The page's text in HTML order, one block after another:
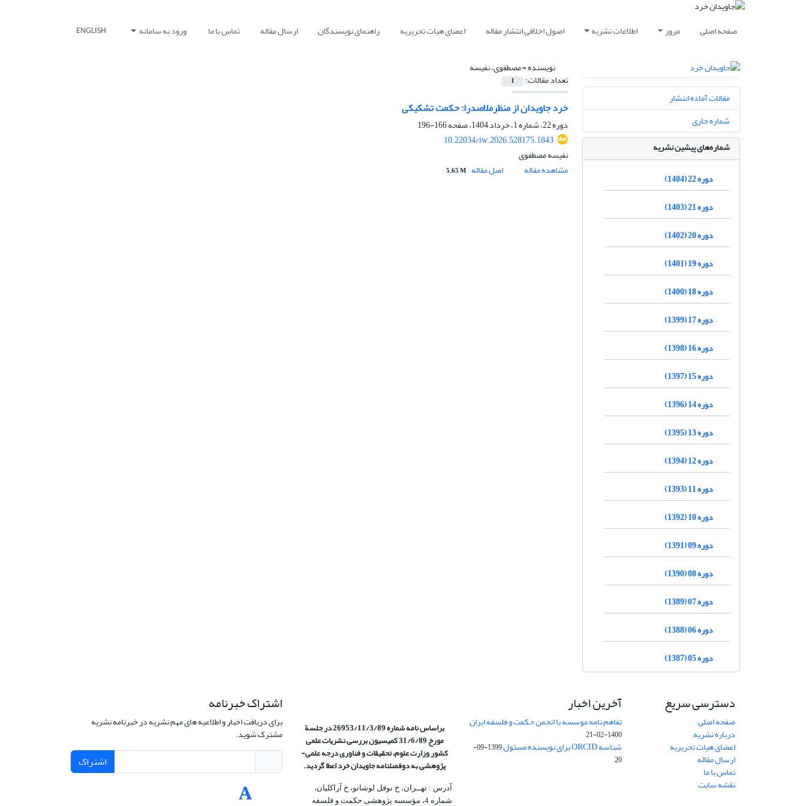
صفحه اصلی مرور اطلاعات نشریه اصول اخلاقی انتشار مقاله اعضای هیات تحریریه راهنمای نویسندگان ارسال مقاله تماس با ما ورود به سامانه ENGLISH
نویسنده =مصطفوی، نفیسه
تعداد مقالات: 1
خرد جاویدان از منظرملاصدرا: حکمت تشکیکی
دوره 22، شماره 1، خرداد 1404، صفحه
166-196
10.22034/iw.2026.528175.1843
نفیسه مصطفوی
مشاهده مقاله
اصل مقاله 5.65 M
مقالات آماده انتشار
شماره جاری
شماره‌های پیشین نشریه
دوره 22 (1404)
دوره 21 (1403)
دوره 20 (1402)
دوره 19 (1401)
دوره 18 (1400)
دوره 17 (1399)
دوره 16 (1398)
دوره 15 (1397)
دوره 14 (1396)
دوره 13 (1395)
دوره 12 (1394)
دوره 11 (1393)
دوره 10 (1392)
دوره 09 (1391)
دوره 08 (1390)
دوره 07 (1389)
دوره 06 (1388)
دوره 05 (1387)
دسترسی سریع
صفحه اصلی
درباره نشریه
اعضای هیات تحریریه
ارسال مقاله
تماس با ما
نقشه سایت
آخرین اخبار
تفاهم نامه موسسه با انجمن حکمت و فلسفه ایران
1400-02-21
شناسه ORCID برای نویسنده مسئول
1399-09-
20
براساس نامه شماره 26953/11/3/89 در جلسة
مورخ 31/6/89 کمیسیون
بررسی نشریات علمی
کشور وزارت علوم، تحقیقات و فناوری درجه علمی‌-
پژوهشیبه دوفصلنامه جاویدان خرد اعطا گردید.
آدرس : تهــران، خ نوفل لوشاتو، خ آراکلیان،
شماره 4،‌ مؤسسه پژوهشی حکمت و فلسفه
اشتراک خبرنامه
برای دریافت اخبار و اطلاعیه های مهم نشریه در خبرنامه نشریه
مشترک شوید.
اشتراک